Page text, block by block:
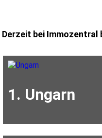
Derzeit bei Immozentral
1. Ungarn